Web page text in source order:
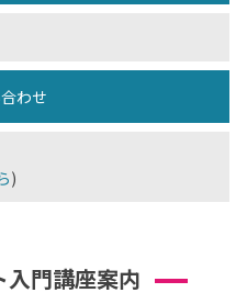
わせ
)
入門講座案内